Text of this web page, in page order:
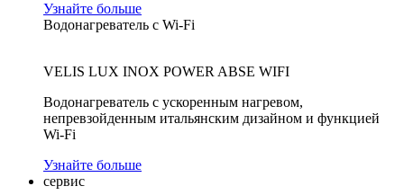
Узнайте больше
Водонагреватель с Wi-Fi
VELIS LUX INOX POWER ABSE WIFI
Водонагреватель с ускоренным нагревом,
непревзойденным итальянским дизайном и функцией
Wi-Fi
Узнайте больше
сервис